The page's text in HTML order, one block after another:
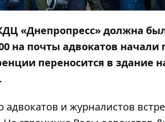
«Днепропресс» должна
на почты адвокатов
переносится в здание
и журналистов